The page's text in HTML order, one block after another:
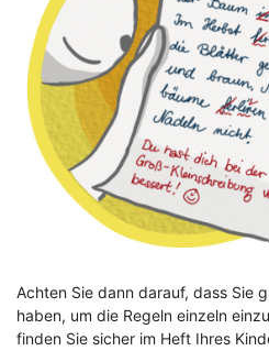
Achten Sie dann darauf, dass Sie
haben, um die Regeln einzeln
finden Sie sicher im Heft Ihres